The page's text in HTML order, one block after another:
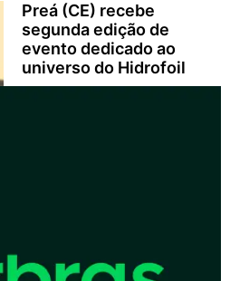
Preá (CE) recebe
segunda edição de
evento dedicado ao
universo do Hidrofoil